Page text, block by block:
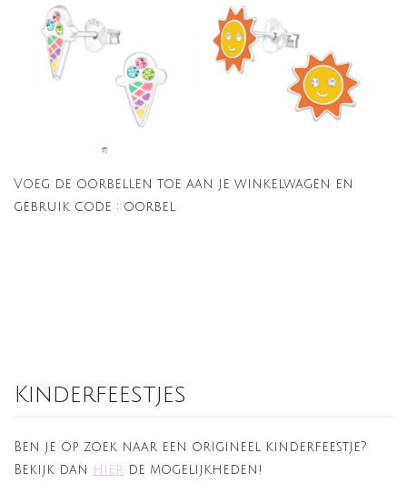
Voeg de oorbellen toe aan je winkelwagen en
gebruik code : oorbel
Kinderfeestjes
Ben je op zoek naar een origineel kinderfeestje?
Bekijk dan
hier de mogelijkheden!